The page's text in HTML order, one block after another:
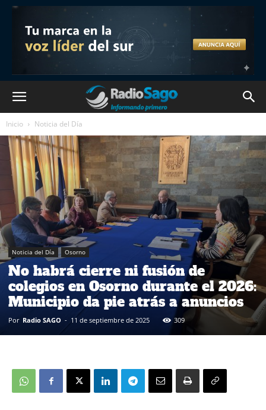
Inicio Noticia del Día
Noticia del Día Osorno
No habrá cierre ni fusión de
colegios en Osorno durante el 2026:
Municipio da pie atrás a anuncios
Por Radio SAGO - 11 de septiembre de 2025 309